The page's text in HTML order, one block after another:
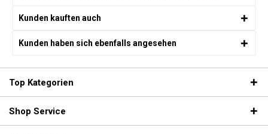
Kunden kauften auch
Kunden haben sich ebenfalls angesehen
Top Kategorien
Shop Service